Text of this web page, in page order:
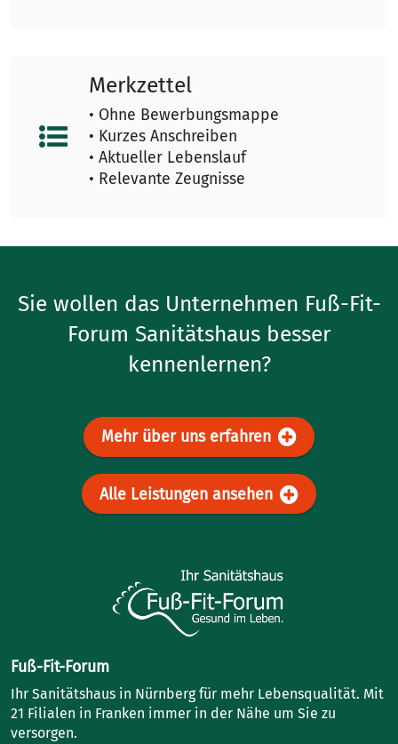
Merkzettel
• Ohne Bewerbungsmappe
• Kurzes Anschreiben
• Aktueller Lebenslauf
• Relevante Zeugnisse
Sie wollen das Unternehmen Fuß-Fit-
Forum Sanitätshaus besser
kennenlernen?
Mehr über uns erfahren
Alle Leistungen ansehen
Fuß-Fit-Forum
Ihr Sanitätshaus in Nürnberg für mehr Lebensqualität. Mit
21 Filialen in Franken immer in der Nähe um Sie zu
versorgen.